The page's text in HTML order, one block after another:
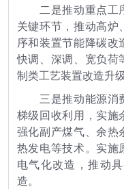
二是推动重点工
关键环节，推动高炉
序和装置节能降碳
快调、深调、宽负荷
制类工艺装置改造升级
三是推动能源消
梯级回收利用，实施
强化副产煤气、余热
热发电等技术。实施
电气化改造，推动
造。